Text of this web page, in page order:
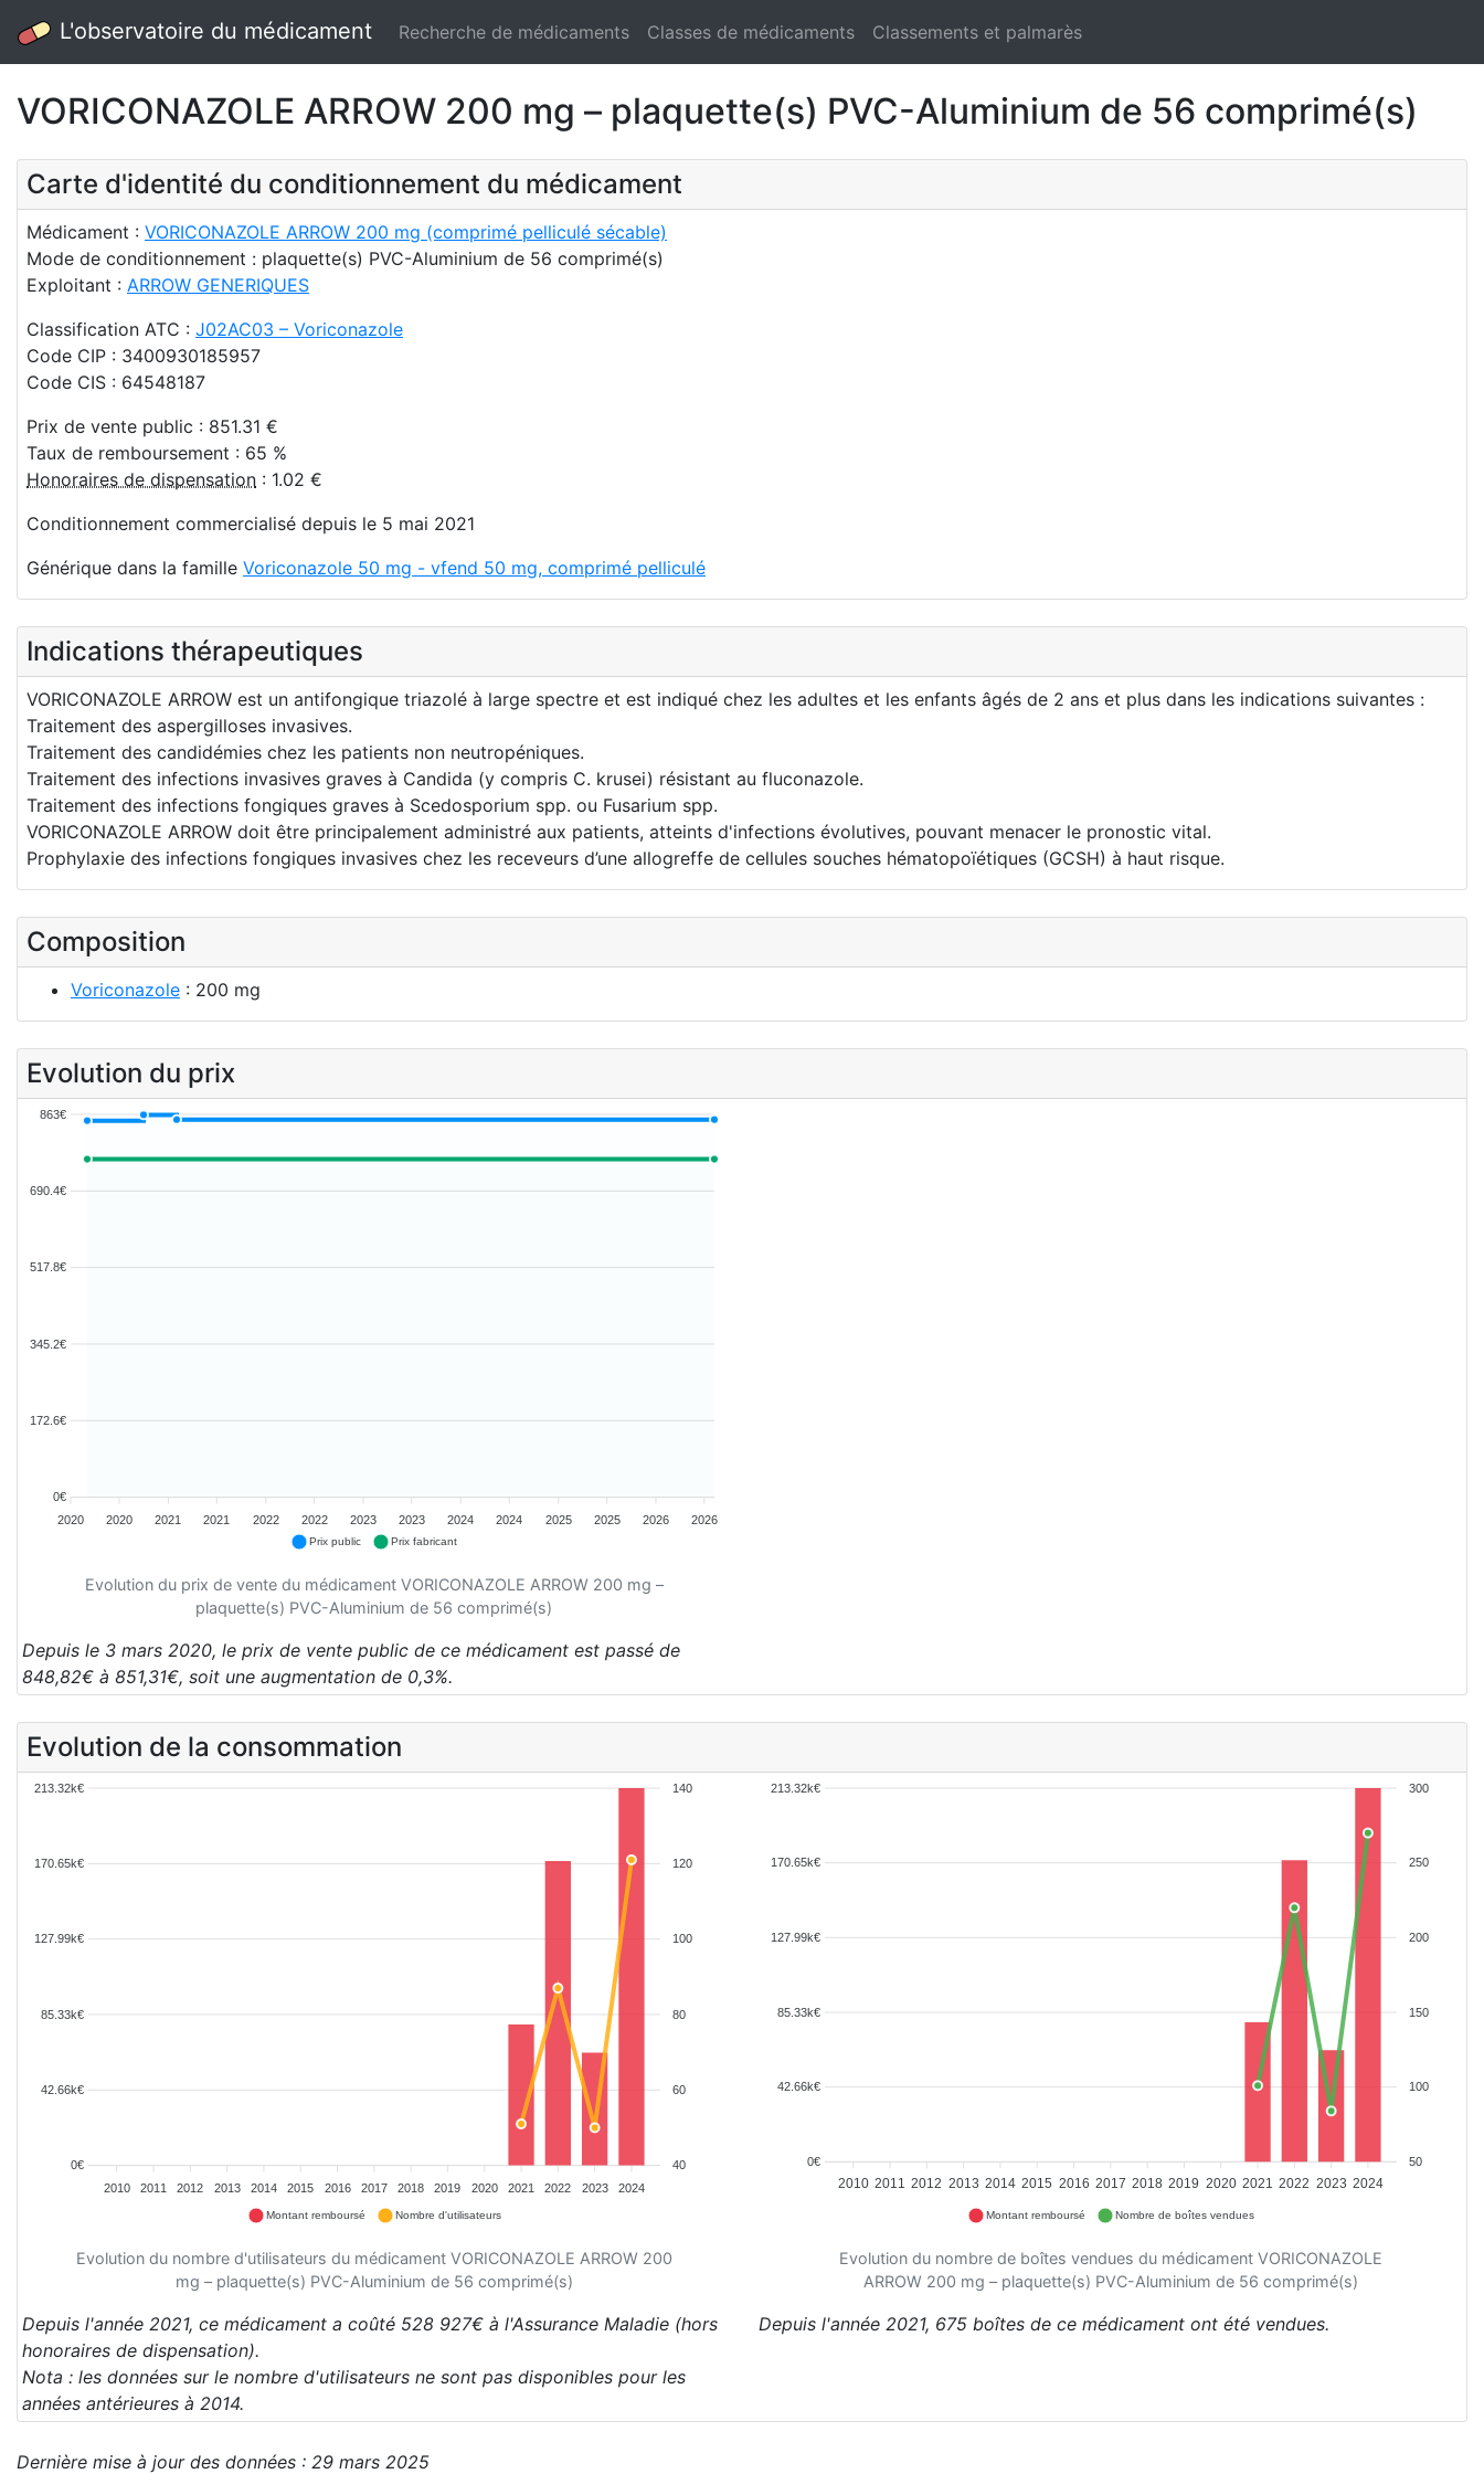
L'observatoire du médicament Recherche de médicaments Classes de médicaments Classements et palmarès
VORICONAZOLE ARROW 200 mg – plaquette(s) PVC-Aluminium de 56 comprimé(s)
Carte d'identité du conditionnement du médicament
Médicament : VORICONAZOLE ARROW 200 mg (comprimé pelliculé sécable)
Mode de conditionnement : plaquette(s) PVC-Aluminium de 56 comprimé(s)
Exploitant : ARROW GENERIQUES
Classification ATC : J02AC03 – Voriconazole
Code CIP : 3400930185957
Code CIS : 64548187
Prix de vente public : 851.31 €
Taux de remboursement : 65 %
Honoraires de dispensation : 1.02 €
Conditionnement commercialisé depuis le 5 mai 2021
Générique dans la famille Voriconazole 50 mg - vfend 50 mg, comprimé pelliculé
Indications thérapeutiques
VORICONAZOLE ARROW est un antifongique triazolé à large spectre et est indiqué chez les adultes et les enfants âgés de 2 ans et plus dans les indications suivantes :
Traitement des aspergilloses invasives.
Traitement des candidémies chez les patients non neutropéniques.
Traitement des infections invasives graves à Candida (y compris C. krusei) résistant au fluconazole.
Traitement des infections fongiques graves à Scedosporium spp. ou Fusarium spp.
VORICONAZOLE ARROW doit être principalement administré aux patients, atteints d'infections évolutives, pouvant menacer le pronostic vital.
Prophylaxie des infections fongiques invasives chez les receveurs d’une allogreffe de cellules souches hématopoïétiques (GCSH) à haut risque.
Composition
Voriconazole : 200 mg
Evolution du prix
863€
690.4€
517.8€
345.2€
172.6€
0€
2020
2020 2021 2021 2022 2022 2023 2023 2024 2024 2025 2025 2026 2026
Prix public Prix fabricant
Evolution du prix de vente du médicament VORICONAZOLE ARROW 200 mg –
plaquette(s) PVC-Aluminium de 56 comprimé(s)
Depuis le 3 mars 2020, le prix de vente public de ce médicament est passé de
848,82€ à 851,31€, soit une augmentation de 0,3%.
Evolution de la consommation
2010 2011 2012 2013 2014 2015 2016 2017 2018 2019 2020 2021 2022 2023 2024
140
120
100
80
60
40
213.32k€
170.65k€
127.99k€
85.33k€
42.66k€
0€
Montant remboursé Nombre d'utilisateurs
Evolution du nombre d'utilisateurs du médicament VORICONAZOLE ARROW 200
mg – plaquette(s) PVC-Aluminium de 56 comprimé(s)
Depuis l'année 2021, ce médicament a coûté 528 927€ à l'Assurance Maladie (hors
honoraires de dispensation).
Nota : les données sur le nombre d'utilisateurs ne sont pas disponibles pour les
années antérieures à 2014.
2010 2011 2012 2013 2014 2015 2016 2017 2018 2019 2020 2021 2022 2023 2024
300
250
200
150
100
50
213.32k€
170.65k€
127.99k€
85.33k€
42.66k€
0€
Montant remboursé Nombre de boîtes vendues
Evolution du nombre de boîtes vendues du médicament VORICONAZOLE
ARROW 200 mg – plaquette(s) PVC-Aluminium de 56 comprimé(s)
Depuis l'année 2021, 675 boîtes de ce médicament ont été vendues.
Dernière mise à jour des données : 29 mars 2025